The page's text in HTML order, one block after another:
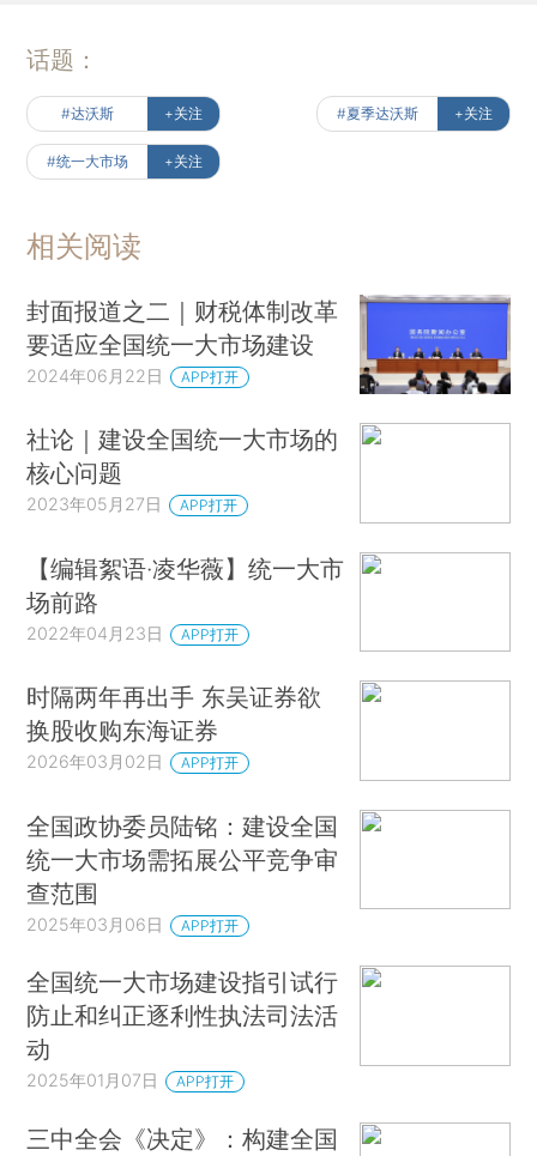
话题：
#达沃斯 +关注 #夏季达沃斯 +关注
#统一大市场 +关注
相关阅读
封面报道之二｜财税体制改革
要适应全国统一大市场建设
2024年06月22日 APP打开
社论｜建设全国统一大市场的
核心问题
2023年05月27日 APP打开
【编辑絮语·凌华薇】统一大市
场前路
2022年04月23日 APP打开
时隔两年再出手 东吴证券欲
换股收购东海证券
2026年03月02日 APP打开
全国政协委员陆铭：建设全国
统一大市场需拓展公平竞争审
查范围
2025年03月06日 APP打开
全国统一大市场建设指引试行
防止和纠正逐利性执法司法活
动
2025年01月07日 APP打开
三中全会《决定》：构建全国